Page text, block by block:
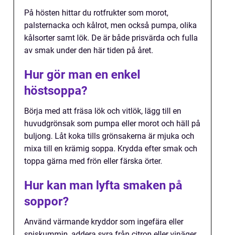
På hösten hittar du rotfrukter som morot,
palsternacka och kålrot, men också pumpa, olika
kålsorter samt lök. De är både prisvärda och fulla
av smak under den här tiden på året.
Hur gör man en enkel
höstsoppa?
Börja med att fräsa lök och vitlök, lägg till en
huvudgrönsak som pumpa eller morot och häll på
buljong. Låt koka tills grönsakerna är mjuka och
mixa till en krämig soppa. Krydda efter smak och
toppa gärna med frön eller färska örter.
Hur kan man lyfta smaken på
soppor?
Använd värmande kryddor som ingefära eller